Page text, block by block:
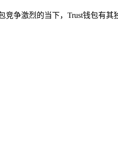
争激烈的当下，Trust钱包有